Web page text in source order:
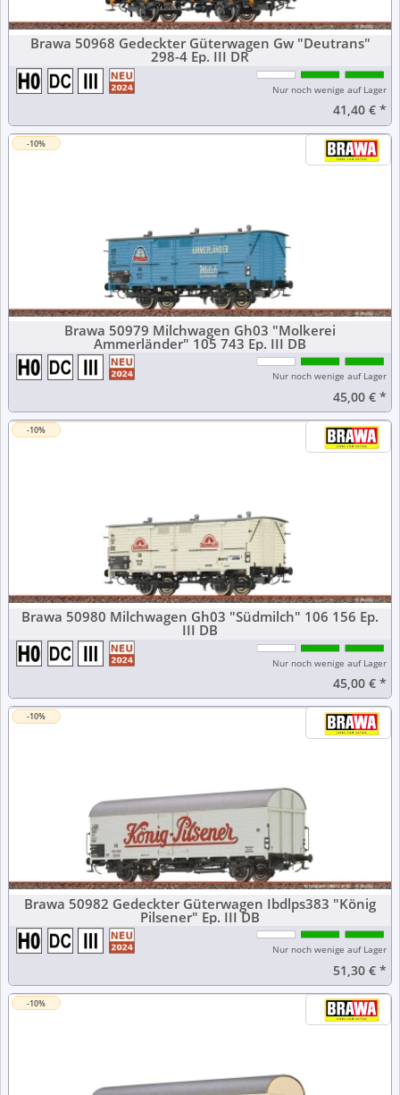
Brawa 50968 Gedeckter Güterwagen Gw "Deutrans"
298-4 Ep. III DR
Nur noch wenige auf Lager
41,40 €*
-10%
Brawa 50979 Milchwagen Gh03 "Molkerei
Ammerländer" 105 743 Ep. III DB
Nur noch wenige auf Lager
45,00 €*
-10%
Brawa 50980 Milchwagen Gh03 "Südmilch" 106 156 Ep.
III DB
Nur noch wenige auf Lager
45,00 €*
-10%
Brawa 50982 Gedeckter Güterwagen Ibdlps383 "König
Pilsener" Ep. III DB
Nur noch wenige auf Lager
51,30 €*
-10%